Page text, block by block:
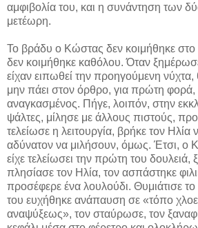
αμφιβολία του, και η συνάντηση των
μετέωρη.
Το βράδυ ο Κώστας δεν κοιμήθηκε στο
δεν κοιμήθηκε καθόλου. Όταν
είχαν ειπωθεί την προηγούμενη
μην πάει στον όρθρο, για πρώτη φορά,
αναγκασμένος. Πήγε, λοιπόν, στην
ψάλτες, μίλησε με άλλους πιστούς,
τελείωσε η λειτουργία, βρήκε τον Ηλία
αδύνατον να μιλήσουν, όμως. Έτσι, ο
είχε τελείωσει την πρώτη του δουλειά,
πλησίασε τον Ηλία, τον ασπάστηκε
προσέφερε ένα λουλούδι. Θυμιάτισε το
του ευχήθηκε ανάπαυση σε «τόπο
αναψύξεως», τον σταύρωσε, τον